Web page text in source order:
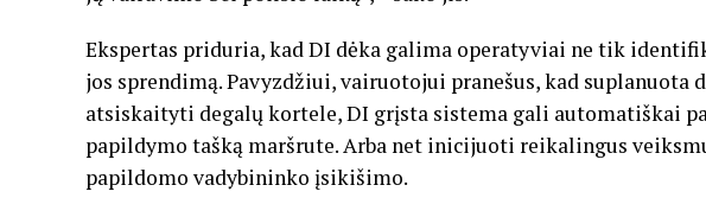
Ekspertas priduria, kad DI dėka galima operatyviai ne tik
jos sprendimą. Pavyzdžiui, vairuotojui pranešus, kad suplanuota
atsiskaityti degalų kortele, DI grįsta sistema gali automatiškai
papildymo tašką maršrute. Arba net inicijuoti reikalingus
papildomo vadybininko įsikišimo.